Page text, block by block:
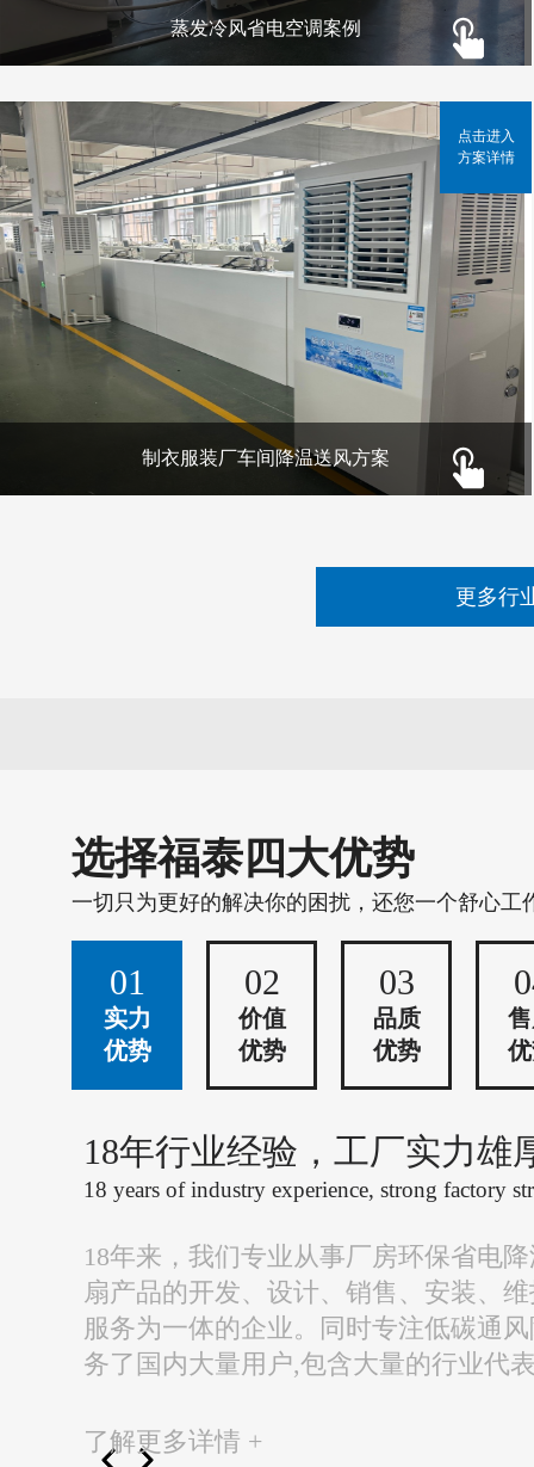
蒸发冷风省电空调案例
制衣服装厂车间降温送风方案
点击进入
方案详情
更多行
选择福泰四大优势
一切只为更好的解决你的困扰，还您一个舒心工
01
实力
优势
02
价值
优势
03
品质
优势
18年行业经验，工厂实力雄
18 years of industry experience, strong factory
18年来，我们专业从事厂房环保省电
扇产品的开发、设计、销售、安装、
服务为一体的企业。同时专注低碳通
务了国内大量用户,包含大量的行业代
了解更多详情 +